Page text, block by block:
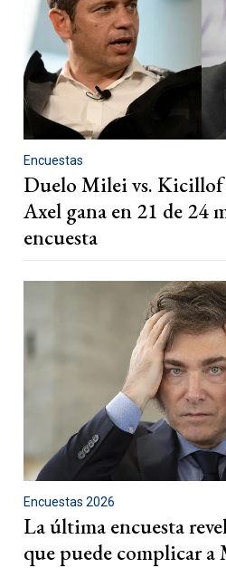
Encuestas
Duelo Milei vs. Kicillof
Axel gana en 21 de 24
encuesta
Encuestas 2026
La última encuesta
que puede complicar